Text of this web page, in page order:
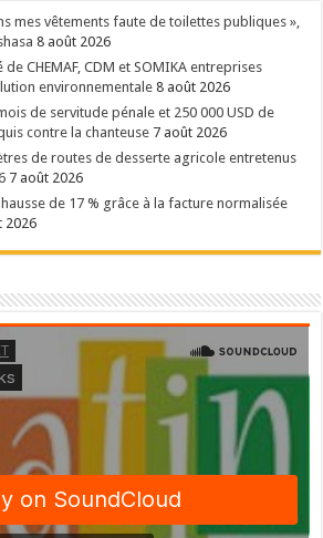
mes vêtements faute de toilettes publiques »,
8 août 2026
de CHEMAF, CDM et SOMIKA entreprises
environnementale 8 août 2026
de servitude pénale et 250 000 USD de
contre la chanteuse 7 août 2026
de routes de desserte agricole entretenus
7 août 2026
de 17 % grâce à la facture normalisée
2026